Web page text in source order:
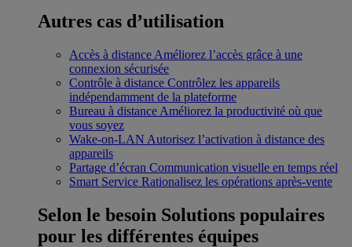
Autres cas d’utilisation
Accès à distance Améliorez l’accès grâce à une
connexion sécurisée
Contrôle à distance Contrôlez les appareils
indépendamment de la plateforme
Bureau à distance Améliorez la productivité où que
vous soyez
Wake-on-LAN Autorisez l’activation à distance des
appareils
Partage d’écran Communication visuelle en temps réel
Smart Service Rationalisez les opérations après-vente
Selon le besoin Solutions populaires
pour les différentes équipes